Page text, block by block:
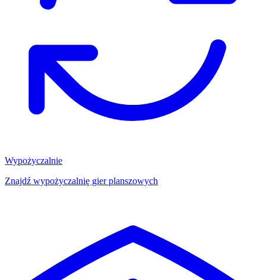
Wypożyczalnie
Znajdź wypożyczalnię gier planszowych